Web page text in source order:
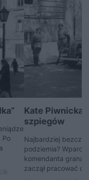
Po
Kate Piwnicka
szpiegów
Najbardziej
podziemia?
komendanta
zaczął pracować